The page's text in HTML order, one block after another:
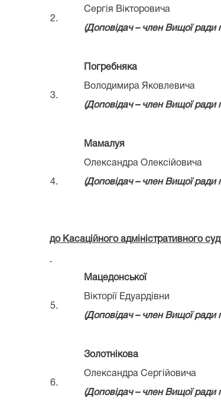
2.
Сергія Вікторовича
(Доповідач – член Вищої ради
3.
Погребняка
Володимира Яковлевича
(Доповідач – член Вищої ради
4.
Мамалуя
Олександра Олексійовича
(Доповідач – член Вищої ради
до Касаційного адміністративного
5.
Мацедонської
Вікторії Едуардівни
(Доповідач – член Вищої ради
6.
Золотнікова
Олександра Сергійовича
(Доповідач – член Вищої ради